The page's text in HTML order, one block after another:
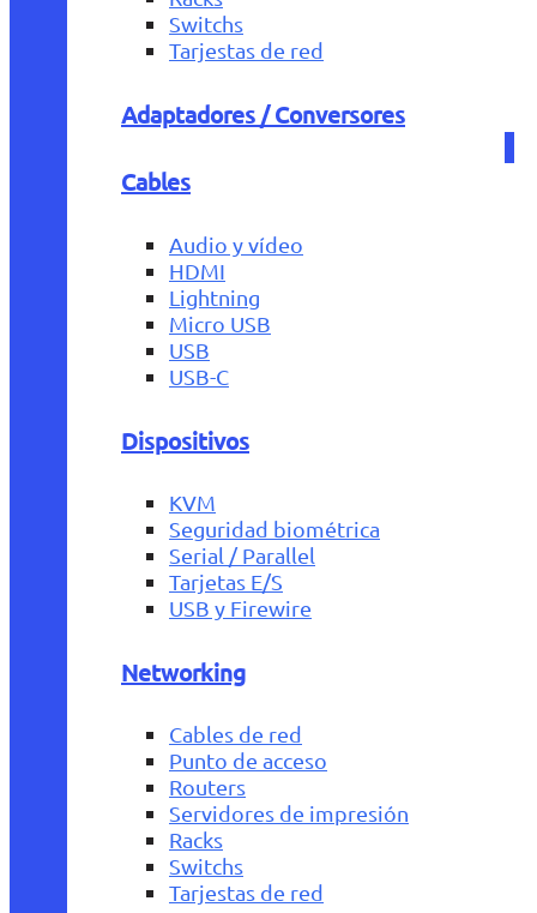
Switchs
Tarjestas de red
Adaptadores / Conversores
Cables
Audio y vídeo
HDMI
Lightning
Micro USB
USB
USB-C
Dispositivos
KVM
Seguridad biométrica
Serial / Parallel
Tarjetas E/S
USB y Firewire
Networking
Cables de red
Punto de acceso
Routers
Servidores de impresión
Racks
Switchs
Tarjestas de red